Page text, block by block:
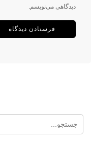
دیدگاهی می‌نویسم.